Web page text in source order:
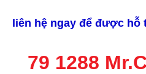
liên hệ ngay để được hỗ
79 1288